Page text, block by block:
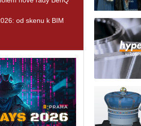
od skenu k BIM